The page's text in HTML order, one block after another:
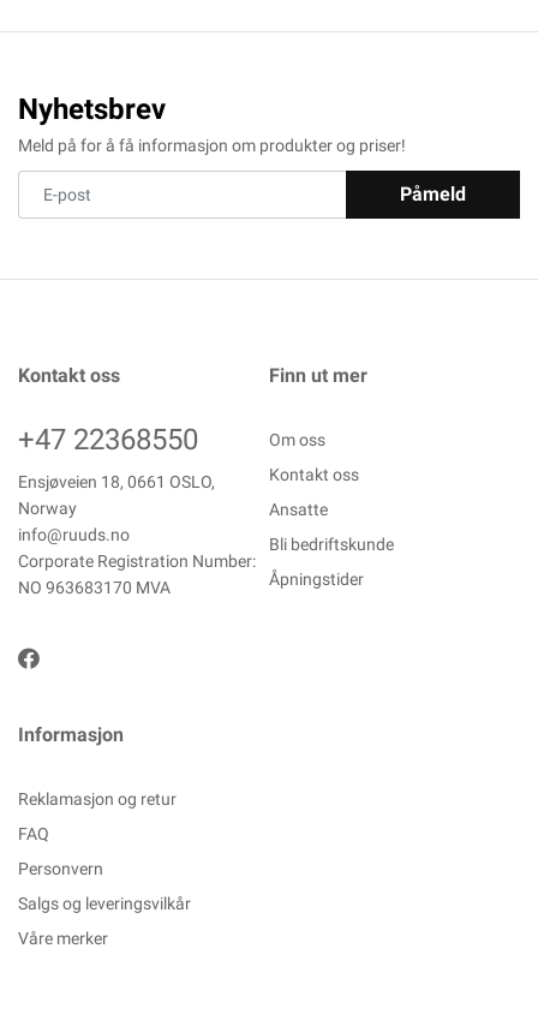
Nyhetsbrev
Meld på for å få informasjon om produkter og priser!
Påmeld
Kontakt oss
+47 22368550
Ensjøveien 18, 0661 OSLO,
Norway
info@ruuds.no
Corporate Registration Number:
NO 963683170 MVA
Finn ut mer
Om oss
Kontakt oss
Ansatte
Bli bedriftskunde
Åpningstider
Informasjon
Reklamasjon og retur
FAQ
Personvern
Salgs og leveringsvilkår
Våre merker